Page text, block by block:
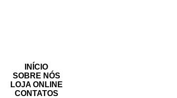
INÍCIO
SOBRE NÓS
LOJA ONLINE
CONTATOS